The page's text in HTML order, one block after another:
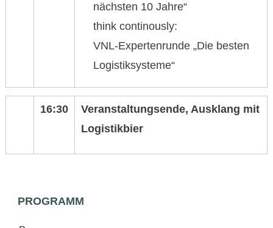
nächsten 10 Jahre“
think continously:
VNL-Expertenrunde „Die besten
Logistiksysteme“
16:30
Veranstaltungsende, Ausklang mit
Logistikbier
PROGRAMM